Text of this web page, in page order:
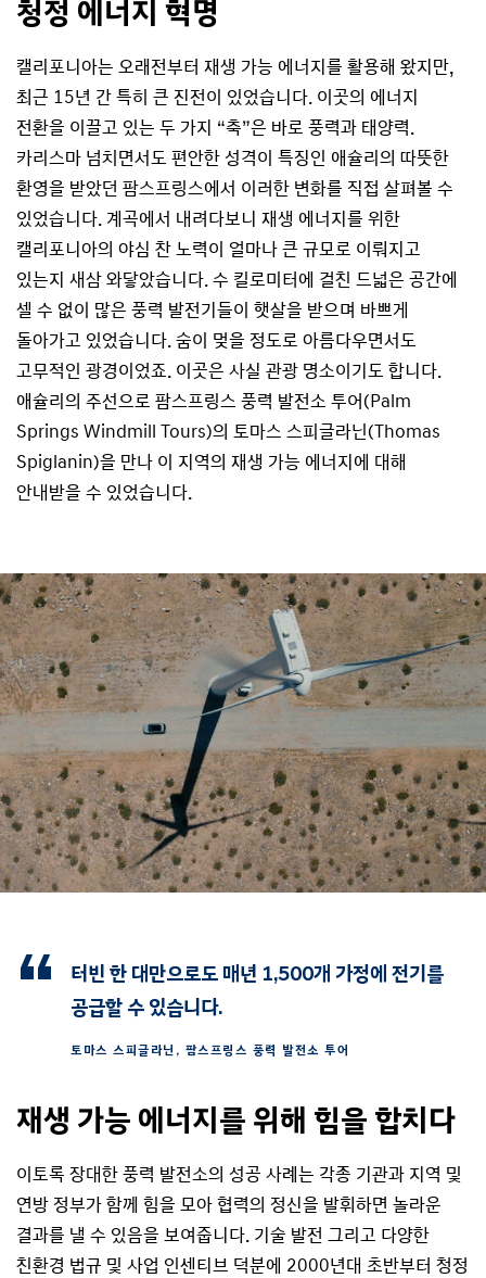
청정 에너지 혁명
캘리포니아는 오래전부터 재생 가능 에너지를 활용해 왔지만,
최근 15년 간 특히 큰 진전이 있었습니다. 이곳의 에너지
전환을 이끌고 있는 두 가지 “축”은 바로 풍력과 태양력.
카리스마 넘치면서도 편안한 성격이 특징인 애슐리의 따뜻한
환영을 받았던 팜스프링스에서 이러한 변화를 직접 살펴볼 수
있었습니다. 계곡에서 내려다보니 재생 에너지를 위한
캘리포니아의 야심 찬 노력이 얼마나 큰 규모로 이뤄지고
있는지 새삼 와닿았습니다. 수 킬로미터에 걸친 드넓은 공간에
셀 수 없이 많은 풍력 발전기들이 햇살을 받으며 바쁘게
돌아가고 있었습니다. 숨이 멎을 정도로 아름다우면서도
고무적인 광경이었죠. 이곳은 사실 관광 명소이기도 합니다.
애슐리의 주선으로 팜스프링스 풍력 발전소 투어(Palm
Springs Windmill Tours)의 토마스 스피글라닌(Thomas
Spiglanin)을 만나 이 지역의 재생 가능 에너지에 대해
안내받을 수 있었습니다.
터빈 한 대만으로도 매년 1,500개 가정에 전기를
공급할 수 있습니다.
토마스 스피글라닌, 팜스프링스 풍력 발전소 투어
재생 가능 에너지를 위해 힘을 합치다
이토록 장대한 풍력 발전소의 성공 사례는 각종 기관과 지역 및
연방 정부가 함께 힘을 모아 협력의 정신을 발휘하면 놀라운
결과를 낼 수 있음을 보여줍니다. 기술 발전 그리고 다양한
친환경 법규 및 사업 인센티브 덕분에 2000년대 초반부터 청정